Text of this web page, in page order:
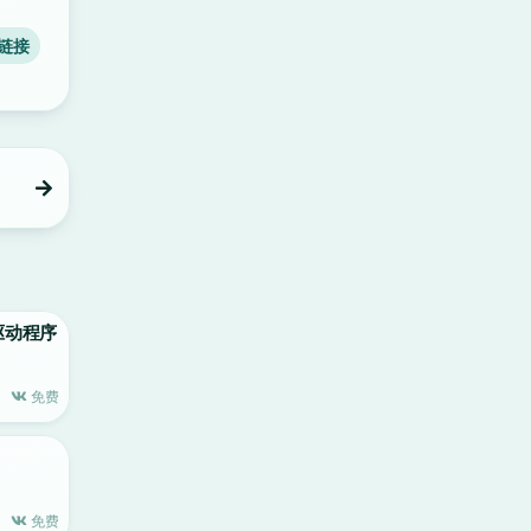
接
程序
免费
免费